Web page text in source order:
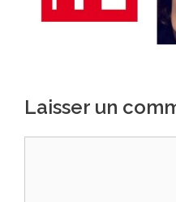
Laisser un